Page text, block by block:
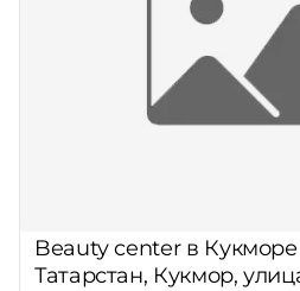
Beauty center в
Татарстан, Кукмор,